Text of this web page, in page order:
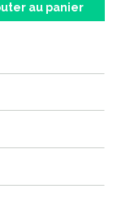
est l'
une mycose.
de l'
au panier